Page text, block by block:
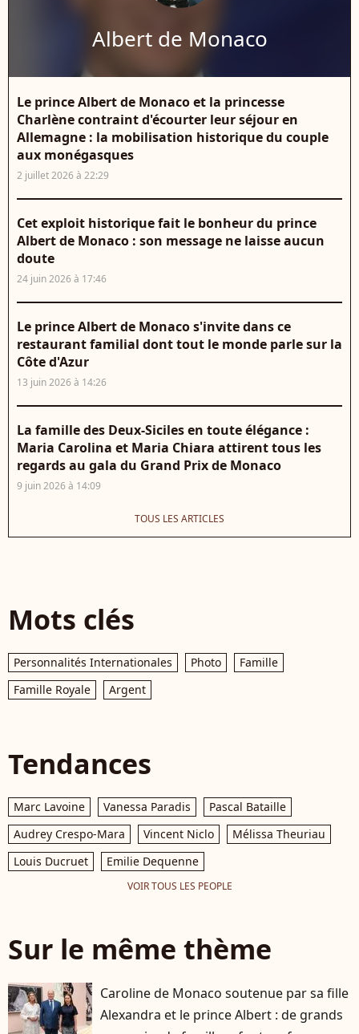
Albert de Monaco
Le prince Albert de Monaco et la princesse
Charlène contraint d'écourter leur séjour en
Allemagne : la mobilisation historique du couple
aux monégasques
2 juillet 2026 à 22:29
Cet exploit historique fait le bonheur du prince
Albert de Monaco : son message ne laisse aucun
doute
24 juin 2026 à 17:46
Le prince Albert de Monaco s'invite dans ce
restaurant familial dont tout le monde parle sur la
Côte d'Azur
13 juin 2026 à 14:26
La famille des Deux-Siciles en toute élégance :
Maria Carolina et Maria Chiara attirent tous les
regards au gala du Grand Prix de Monaco
9 juin 2026 à 14:09
TOUS LES ARTICLES
Mots clés
Personnalités Internationales Photo
Famille
Famille Royale
Argent
Tendances
Marc Lavoine Vanessa Paradis
Pascal Bataille
Audrey Crespo-Mara
Vincent Niclo
Mélissa Theuriau
Louis Ducruet
Emilie Dequenne
VOIR TOUS LES PEOPLE
Sur le même thème
Caroline de Monaco soutenue par sa fille
Alexandra et le prince Albert : de grands